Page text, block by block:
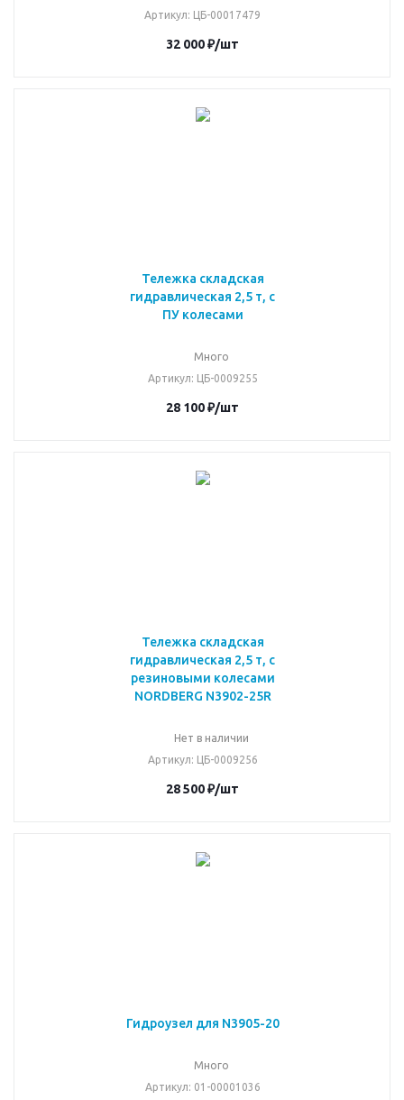
Артикул: ЦБ-00017479
32 000₽/шт
Тележка складская
гидравлическая 2,5 т, с
ПУ колесами
Много
Артикул: ЦБ-0009255
28 100₽/шт
Тележка складская
гидравлическая 2,5 т, с
резиновыми колесами
NORDBERG N3902-25R
Нет в наличии
Артикул: ЦБ-0009256
28 500₽/шт
Гидроузел для N3905-20
Много
Артикул: 01-00001036